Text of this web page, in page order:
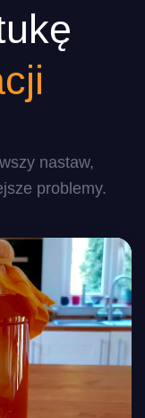
nastaw,
problemy.